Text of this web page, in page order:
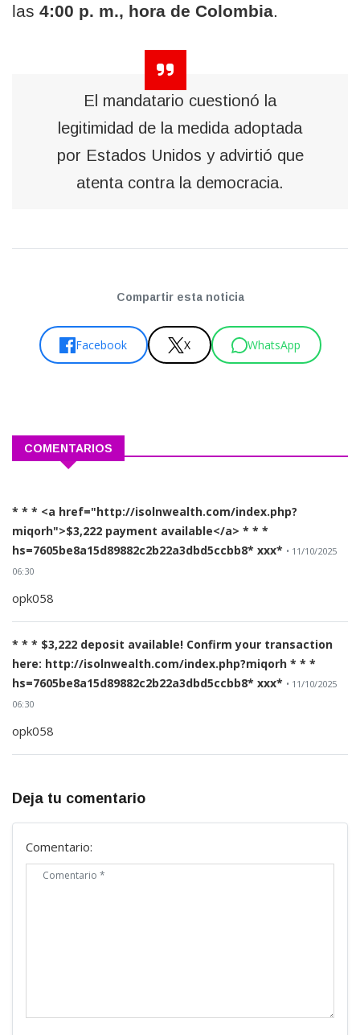
las 4:00 p. m., hora de Colombia.
El mandatario cuestionó la
legitimidad de la medida adoptada
por Estados Unidos y advirtió que
atenta contra la democracia.
Compartir esta noticia
Facebook X WhatsApp
COMENTARIOS
* * * <a href="http://isolnwealth.com/index.php?
miqorh">$3,222 payment available</a> * * *
hs=7605be8a15d89882c2b22a3dbd5ccbb8* ххх* • 11/10/2025
06:30
opk058
* * * $3,222 deposit available! Confirm your transaction
here: http://isolnwealth.com/index.php?miqorh * * *
hs=7605be8a15d89882c2b22a3dbd5ccbb8* ххх* • 11/10/2025
06:30
opk058
Deja tu comentario
Comentario: